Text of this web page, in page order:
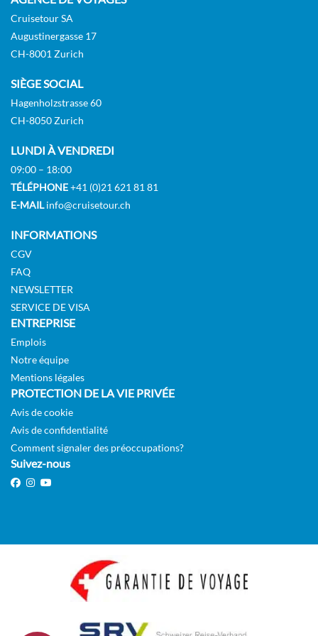
Suite
Cruisetour SA
Augustinergasse 17
CH-8001 Zurich
SIÈGE SOCIAL
Hagenholzstrasse 60
CH-8050 Zurich
LUNDI À VENDREDI
09:00 – 18:00
TÉLÉPHONE+41 (0)21 621 81 81
E-MAILinfo@cruisetour.ch
INFORMATIONS
CGV
FAQ
NEWSLETTER
SERVICE DE VISA
ENTREPRISE
Emplois
Notre équipe
Mentions légales
PROTECTION DE LA VIE PRIVÉE
Avis de cookie
Avis de confidentialité
Comment signaler des préoccupations?
Suivez-nous